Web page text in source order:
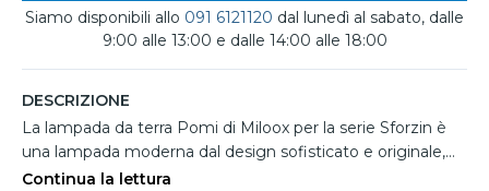
Siamo disponibili allo 091 6121120 dal lunedì al sabato, dalle
9:00 alle 13:00 e dalle 14:00 alle 18:00
DESCRIZIONE
La lampada da terra Pomi di Miloox per la serie Sforzin è
una lampada moderna dal design sofisticato e originale,
perfetta per valorizzare il salotto o altri ambienti della casa
Continua la lettura